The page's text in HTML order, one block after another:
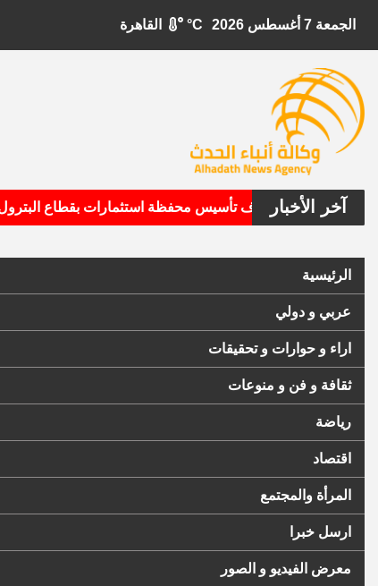
الجمعة 7 أغسطس 2026 °C
آخر الأخبار
الأمريكية تستهدف تأسيس محفظة استثمارات بقطاع البترول •
الرئيسية
عربي و دولي
اراء و حوارات و تحقيقات
ثقافة و فن و منوعات
رياضة
اقتصاد
المرأة والمجتمع
ارسل خبرا
معرض الفيديو و الصور